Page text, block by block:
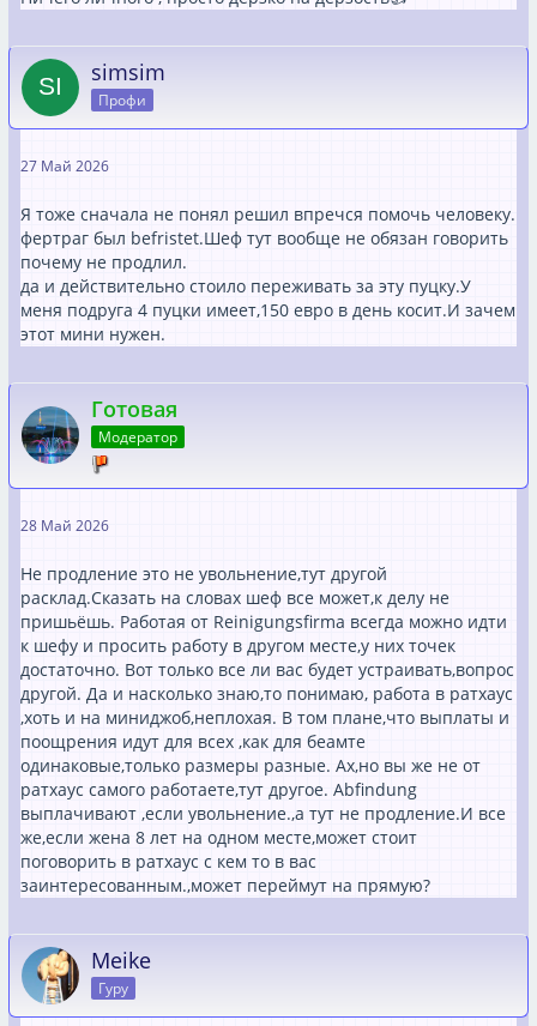
simsim
Профи
27 Май 2026
Я тоже сначала не понял решил впречся помочь человеку.
фертраг был befristet.Шеф тут вообще не обязан говорить
почему не продлил.
да и действительно стоило переживать за эту пуцку.У
меня подруга 4 пуцки имеет,150 евро в день косит.И зачем
этот мини нужен.
Готовая
Модератор
28 Май 2026
Не продление это не увольнение,тут другой
расклад.Сказать на словах шеф все может,к делу не
пришьёшь. Работая от Reinigungsfirma всегда можно идти
к шефу и просить работу в другом месте,у них точек
достаточно. Вот только все ли вас будет устраивать,вопрос
другой. Да и насколько знаю,то понимаю, работа в ратхаус
,хоть и на миниджоб,неплохая. В том плане,что выплаты и
поощрения идут для всех ,как для беамте
одинаковые,только размеры разные. Ах,но вы же не от
ратхаус самого работаете,тут другое. Abfindung
выплачивают ,если увольнение.,а тут не продление.И все
же,если жена 8 лет на одном месте,может стоит
поговорить в ратхаус с кем то в вас
заинтересованным.,может переймут на прямую?
Meike
Гуру